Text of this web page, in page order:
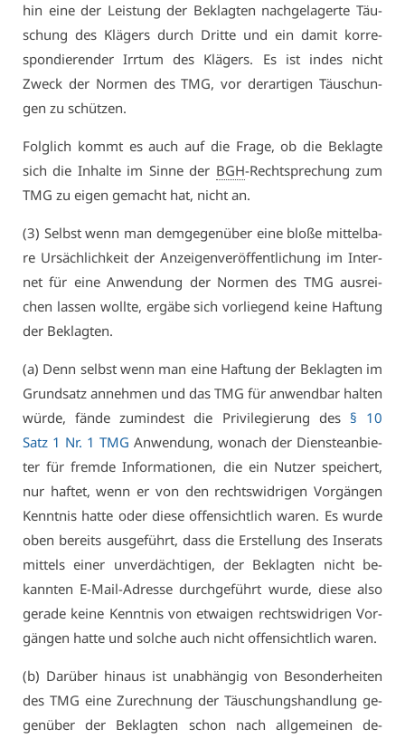
hin ei­ne der Leis­tung der Be­klag­ten nach­ge­la­ger­te Täu­
schung des Klä­gers durch Drit­te und ein da­mit kor­re­
spon­die­ren­der Irr­tum des Klä­gers. Es ist in­des nicht
Zweck der Nor­men des TMG, vor der­ar­ti­gen Täu­schun­
gen zu schüt­zen.
Folg­lich kommt es auch auf die Fra­ge, ob die Be­klag­te
sich die In­hal­te im Sin­ne der BGH-Recht­spre­chung zum
TMG zu ei­gen ge­macht hat, nicht an.
(3) Selbst wenn man dem­ge­gen­über ei­ne blo­ße mit­tel­ba­
re Ur­säch­lich­keit der An­zei­gen­ver­öf­fent­li­chung im In­ter­
net für ei­ne An­wen­dung der Nor­men des TMG aus­rei­
chen las­sen woll­te, er­gä­be sich vor­lie­gend kei­ne Haf­tung
der Be­klag­ten.
(a) Denn selbst wenn man ei­ne Haf­tung der Be­klag­ten im
Grund­satz an­neh­men und das TMG für an­wend­bar hal­ten
wür­de, fän­de zu­min­dest die Pri­vi­le­gie­rung des § 10
Satz 1 Nr. 1 TMG An­wen­dung, wo­nach der Diens­te­an­bie­
ter für frem­de In­for­ma­tio­nen, die ein Nut­zer spei­chert,
nur haf­tet, wenn er von den rechts­wid­ri­gen Vor­gän­gen
Kennt­nis hat­te oder die­se of­fen­sicht­lich wa­ren. Es wur­de
oben be­reits aus­ge­führt, dass die Er­stel­lung des In­se­rats
mit­tels ei­ner un­ver­däch­ti­gen, der Be­klag­ten nicht be­
kann­ten E-Mail-Adres­se durch­ge­führt wur­de, die­se al­so
ge­ra­de kei­ne Kennt­nis von et­wai­gen rechts­wid­ri­gen Vor­
gän­gen hat­te und sol­che auch nicht of­fen­sicht­lich wa­ren.
(b) Dar­über hin­aus ist un­ab­hän­gig von Be­son­der­hei­ten
des TMG ei­ne Zu­rech­nung der Täu­schungs­hand­lung ge­
gen­über der Be­klag­ten schon nach all­ge­mei­nen de­